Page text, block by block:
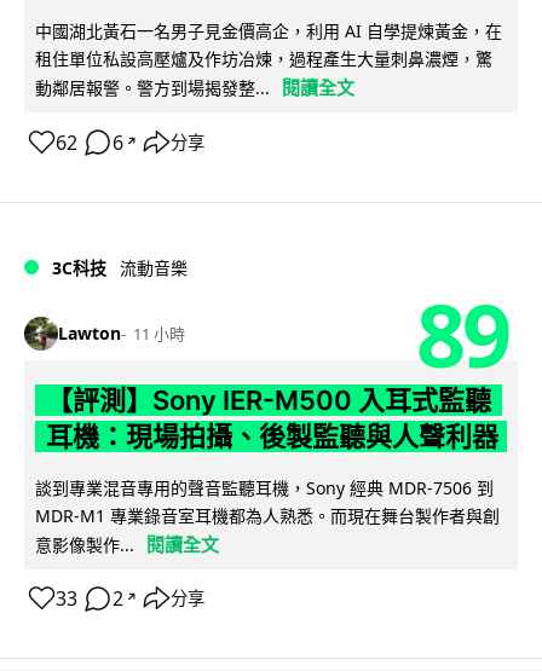
中國湖北黃石一名男子見金價高企，利用 AI 自學提煉黃金，在
租住單位私設高壓爐及作坊冶煉，過程產生大量刺鼻濃煙，驚
動鄰居報警。警方到場揭發整...
閱讀全文
62 6 ↗ 分享
3C科技 流動音樂
Lawton 11 小時 89
【評測】Sony IER-M500 入耳式監聽
耳機：現場拍攝、後製監聽與人聲利器
談到專業混音專用的聲音監聽耳機，Sony 經典 MDR-7506 到
MDR-M1 專業錄音室耳機都為人熟悉。而現在舞台製作者與創
意影像製作...
閱讀全文
33 2 ↗ 分享